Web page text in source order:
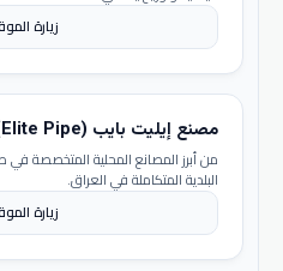
زيارة
مصنع إيليت بايب (Elite Pipe)
من أبرز المصانع المحلية المتخصصة في
البلدية المتكاملة في العراق.
زيارة